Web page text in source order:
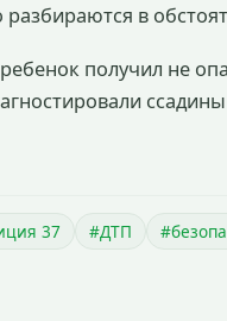
в
получил не
37 #ДТП